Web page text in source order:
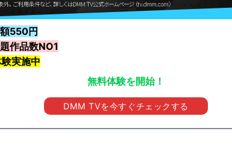
550円
作品数NO1
実施中
無料体験を開始！
DMM TVを今すぐチェックする